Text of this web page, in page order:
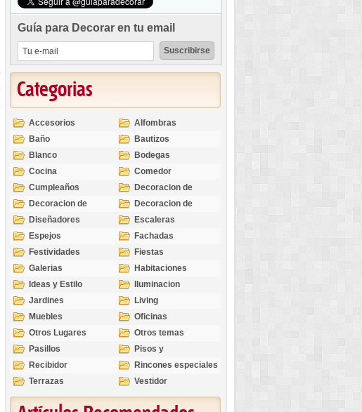
Guía para Decorar en tu email
Categorias
Accesorios
Alfombras
Baño
Bautizos
Blanco
Bodegas
Cocina
Comedor
Cumpleaños
Decoracion de
Exteriores
Decoracion de
Interiores
Decoracion de
Ocasiones
Diseñadores
Escaleras
Espejos
Fachadas
Festividades
Fiestas
Galerias
Habitaciones
Ideas y Estilo
Iluminacion
Jardines
Living
Muebles
Oficinas
Otros Lugares
Otros temas
Pasillos
Pisos y
revestimientos
Recibidor
Rincones especiales
Terrazas
Vestidor